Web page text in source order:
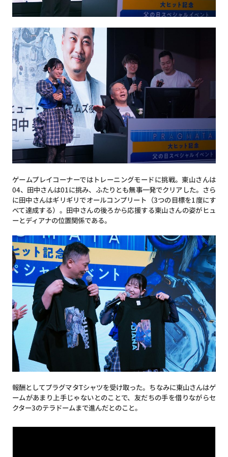
ゲームプレイコーナーではトレーニングモードに挑戦。東山さんは
04、田中さんは01に挑み、ふたりとも無事一発でクリアした。さら
に田中さんはギリギリでオールコンプリート（3つの目標を1度にす
べて達成する）。田中さんの後ろから応援する東山さんの姿がヒュ
ーとディアナの位置関係である。
報酬としてプラグマタTシャツを受け取った。ちなみに東山さんはゲ
ームがあまり上手じゃないとのことで、友だちの手を借りながらセ
クター3のテラドームまで進んだとのこと。